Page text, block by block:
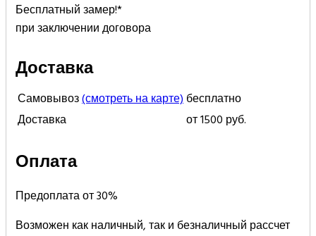
Бесплатный замер!*
при заключении договора
Доставка
Самовывоз(смотреть на карте)бесплатно
Доставка
от 1500 руб.
Оплата
Предоплата от 30%
Возможен как наличный, так и безналичный рассчет